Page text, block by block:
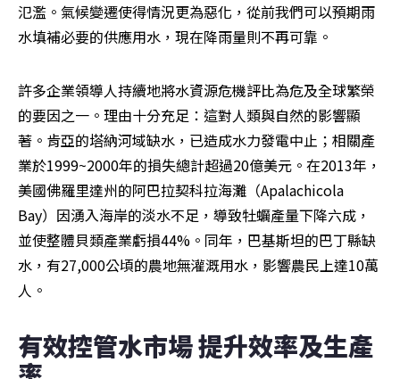
氾濫。氣候變遷使得情況更為惡化，從前我們可以預期雨
水填補必要的供應用水，現在降雨量則不再可靠。
許多企業領導人持續地將水資源危機評比為危及全球繁榮
的要因之一。理由十分充足：這對人類與自然的影響顯
著。肯亞的塔納河域缺水，已造成水力發電中止；相關產
業於1999~2000年的損失總計超過20億美元。在2013年，
美國佛羅里達州的阿巴拉契科拉海灘（Apalachicola
Bay）因湧入海岸的淡水不足，導致牡蠣產量下降六成，
並使整體貝類產業虧損44%。同年，巴基斯坦的巴丁縣缺
水，有27,000公頃的農地無灌溉用水，影響農民上達10萬
人。
有效控管水市場 提升效率及生產